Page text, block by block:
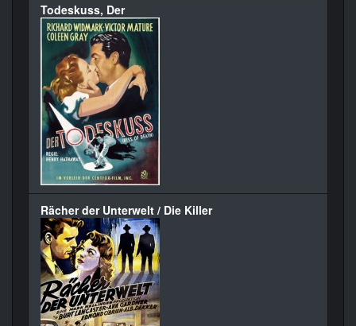
Todeskuss, Der
Rächer der Unterwelt / Die Killer